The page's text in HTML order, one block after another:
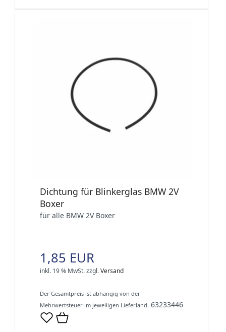
Dichtung für Blinkerglas BMW 2V
Boxer
für alle BMW 2V Boxer
1,85 EUR
inkl. 19 % MwSt.zzgl.Versand
Der Gesamtpreis ist abhängig von der
Mehrwertsteuer im jeweiligen Lieferland. 63233446